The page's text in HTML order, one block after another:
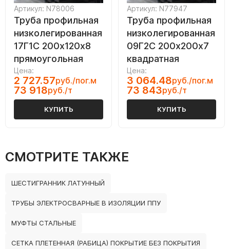
Артикул: N78006
Труба профильная
низколегированная
17Г1С 200х120х8
прямоугольная
Цена:
2 727.57руб./пог.м
73 918руб./т
КУПИТЬ
Артикул: N77947
Труба профильная
низколегированная
09Г2С 200х200х7
квадратная
Цена:
3 064.48руб./пог.м
73 843руб./т
КУПИТЬ
СМОТРИТЕ ТАКЖЕ
ШЕСТИГРАННИК ЛАТУННЫЙ
ТРУБЫ ЭЛЕКТРОСВАРНЫЕ В ИЗОЛЯЦИИ ППУ
МУФТЫ СТАЛЬНЫЕ
СЕТКА ПЛЕТЕННАЯ (РАБИЦА) ПОКРЫТИЕ БЕЗ ПОКРЫТИЯ